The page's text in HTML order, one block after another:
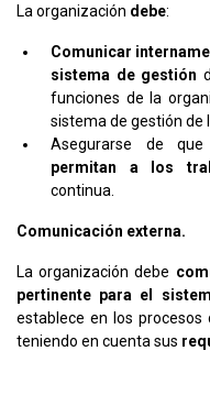
La organización debe:
Comunicar
sistema de gestión
funciones de la
sistema de gestión de
Asegurarse de
permitan a los
continua.
Comunicación externa.
La organización debe
pertinente para el
establece en los procesos
teniendo en cuenta sus